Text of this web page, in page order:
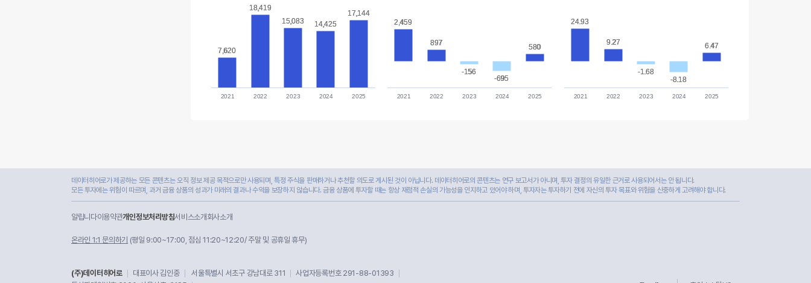
7,620
7,620
18,419
18,419
15,083
15,083 14,425
14,425
17,144
17,144
2021 2022 2023 2024 2025
2,459
2,459
897
897
-156
-156
-695
-695
580
580
2021 2022 2023 2024 2025
24.93
24.93
9.27
9.27
-1.68
-1.68
-8.18
-8.18
6.47
6.47
2021 2022 2023 2024 2025
데이터히어로가 제공하는 모든 콘텐츠는 오직 정보 제공 목적으로만 사용되며, 특정 주식을 판매하거나 추천할 의도로 게시된 것이 아닙니다. 데이터히어로의 콘텐츠는 연구 보고서가 아니며, 투자 결정의 유일한 근거로 사용되어서는 안 됩니다.
모든 투자에는 위험이 따르며, 과거 금융 상품의 성과가 미래의 결과나 수익을 보장하지 않습니다. 금융 상품에 투자할 때는 항상 재정적 손실의 가능성을 인지하고 있어야 하며, 투자자는 투자하기 전에 자신의 투자 목표와 위험을 신중하게 고려해야 합니다.
알립니다이용약관개인정보처리방침서비스소개 회사소개
온라인 1:1 문의하기 (평일 9:00~17:00, 점심 11:20~12:20/ 주말 및 공휴일 휴무)
(주)데이터히어로 대표이사 김인중 서울특별시 서초구 강남대로 311
사업자등록번호 291-88-01393